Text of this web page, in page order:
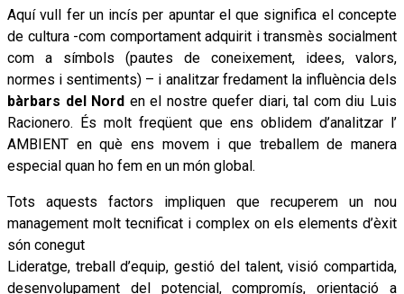
Aquí vull fer un incís per apuntar el que significa el concepte
de cultura -com comportament adquirit i transmès socialment
com a símbols (pautes de coneixement, idees, valors,
normes i sentiments) – i analitzar fredament la influència dels
bàrbars del Nord en el nostre quefer diari, tal com diu Luis
Racionero. És molt freqüent que ens oblidem d’analitzar l’
AMBIENT en què ens movem i que treballem de manera
especial quan ho fem en un món global.
Tots aquests factors impliquen que recuperem un nou
management molt tecnificat i complex on els elements d’èxit
són conegut
Lideratge, treball d’equip, gestió del talent, visió compartida,
desenvolupament del potencial, compromís, orientació a